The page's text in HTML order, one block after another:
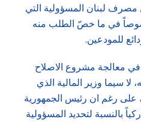
مصرف لبنان المسؤولية التي
في ما خصّ الطلب منه
للمودعين.
معالجة مشروع الاصلاح
سيما وزير المالية الذي
على رغم ان رئيس الجمهورية
بالنسبة لتحديد المسؤولية